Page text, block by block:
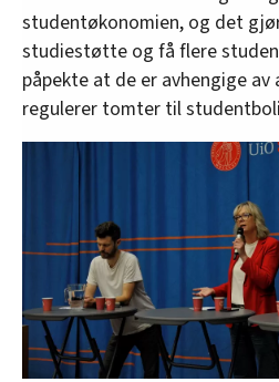
studentøkonomien, og det
studiestøtte og få flere
påpekte at de er avhengige av
regulerer tomter til